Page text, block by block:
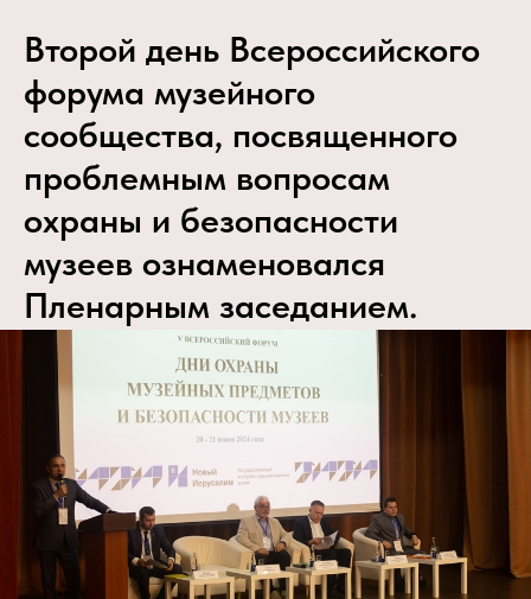
Второй день Всероссийского
форума музейного
сообщества, посвященного
проблемным вопросам
охраны и безопасности
музеев ознаменовался
Пленарным заседанием.